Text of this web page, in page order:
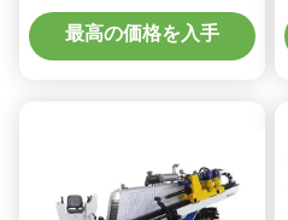
最高の価格を入手